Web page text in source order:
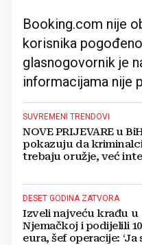
Booking.com nije
korisnika
glasnogovornik je
informacijama nije
SUVREMENI TRENDOVI
NOVE PRIJEVARE u
pokazuju da
trebaju oružje, već
DESET GODINA ZATVORA
Izveli najveću krađu u
Njemačkoj i podijelili
eura, šef operacije: ‘Ja